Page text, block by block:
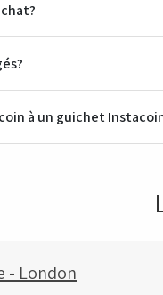
à un guichet
- London